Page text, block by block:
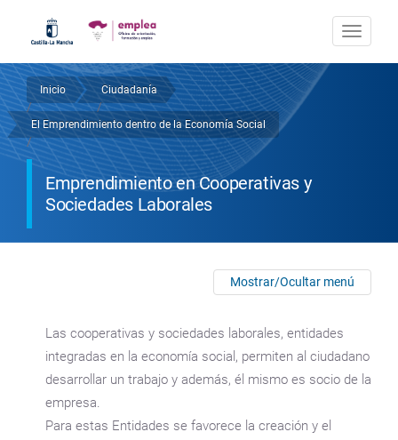
principal
Sobrescribir
enlaces
de
ayuda
a
Inicio
/
Ciudadanía
/
El Emprendimiento dentro de la Economía Social
/
Emprendimiento en Cooperativas y
Sociedades Laborales
Mostrar/Ocultar menú
Las cooperativas y sociedades laborales, entidades
integradas en la economía social, permiten al ciudadano
desarrollar un trabajo y además, él mismo es socio de la
empresa.
Para estas Entidades se favorece la creación y el